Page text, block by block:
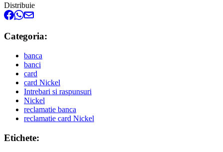
Distribuie
Categoria:
banca
banci
card
card Nickel
Intrebari si raspunsuri
Nickel
reclamatie banca
reclamatie card Nickel
Etichete: